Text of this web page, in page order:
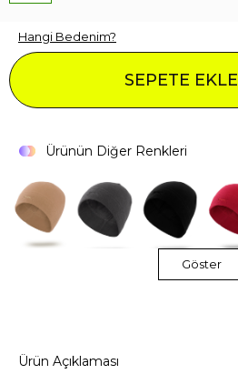
Hangi Bedenim?
SEPETE EKLE
Ürünün Diğer Renkleri
Göster
Ürün Açıklaması